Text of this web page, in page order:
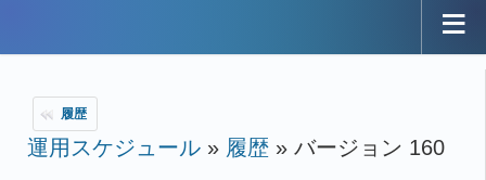
履歴
運用スケジュール » 履歴 » バージョン 160